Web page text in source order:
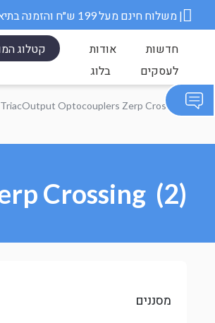
משלוח חינם מעל 199 ש״ח והזמנה בתיאום מראש ||| מס' ספק משרד הבטחון 11006845 |
קטלוג אודות
חדשות
בלוג
לעסקים
Optocouplers Zerp Crossing
Crossing (2)
מסננים